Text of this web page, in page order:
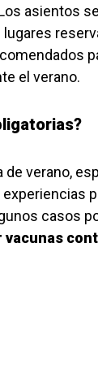
asientos
lugares
el verano.
de verano,
casos
vacunas